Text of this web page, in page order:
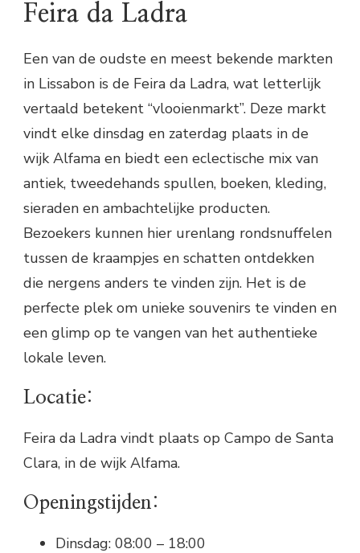
Feira da Ladra
Een van de oudste en meest bekende markten
in Lissabon is de Feira da Ladra, wat letterlijk
vertaald betekent “vlooienmarkt”. Deze markt
vindt elke dinsdag en zaterdag plaats in de
wijk Alfama en biedt een eclectische mix van
antiek, tweedehands spullen, boeken, kleding,
sieraden en ambachtelijke producten.
Bezoekers kunnen hier urenlang rondsnuffelen
tussen de kraampjes en schatten ontdekken
die nergens anders te vinden zijn. Het is de
perfecte plek om unieke souvenirs te vinden en
een glimp op te vangen van het authentieke
lokale leven.
Locatie:
Feira da Ladra vindt plaats op Campo de Santa
Clara, in de wijk Alfama.
Openingstijden:
Dinsdag: 08:00 – 18:00